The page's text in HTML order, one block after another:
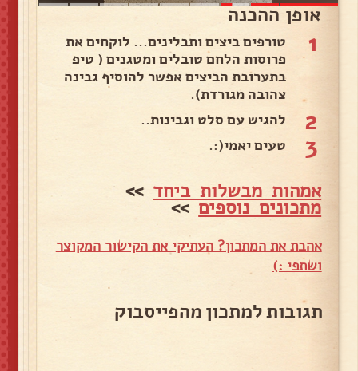
אופן ההכנה
1
טורפים ביצים ותבלינים... לוקחים את
פרוסות הלחם טובלים ומטגנים ( טיפ
בתערובת הביצים אפשר להוסיף גבינה
צהובה מגורדת).
2 להגיש עם סלט וגבינות..
3 טעים יאמי(:.
אמהות מבשלות ביחד >>
מתכונים נוספים>>
אהבת את המתכון? העתיקי את הקישור המקוצר
ושתפי :)
תגובות למתכון מהפייסבוק